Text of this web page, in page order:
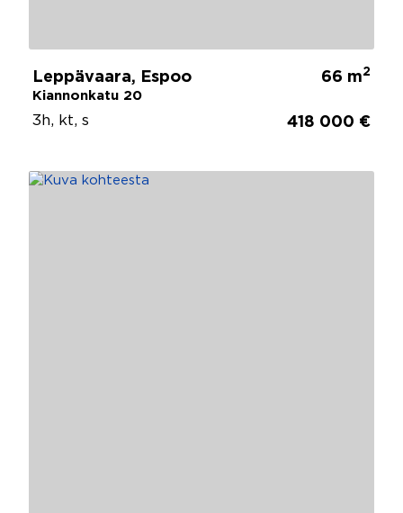
Leppävaara, Espoo
Kiannonkatu 20
66 m2
3h, kt, s 418 000 €